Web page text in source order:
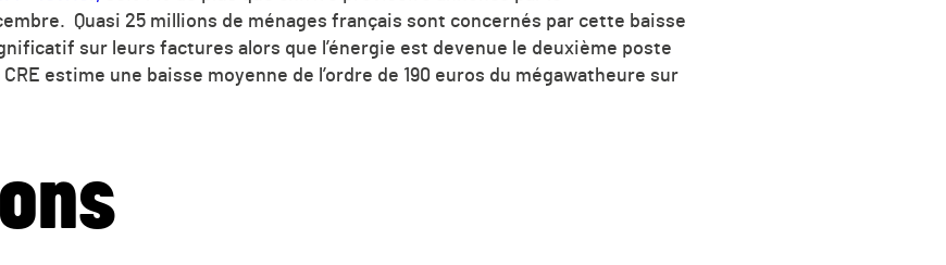
Quasi 25 millions de ménages français sont concernés par cette baisse
sur leurs factures alors que l’énergie est devenue le deuxième poste
estime une baisse moyenne de l’ordre de 190 euros du mégawatheure sur